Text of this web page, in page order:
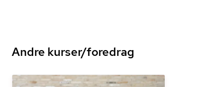
Andre kurser/foredrag